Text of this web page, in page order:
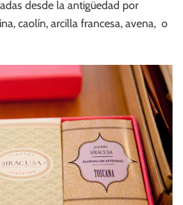
desde la antigüedad por
caolín, arcilla francesa, avena, o